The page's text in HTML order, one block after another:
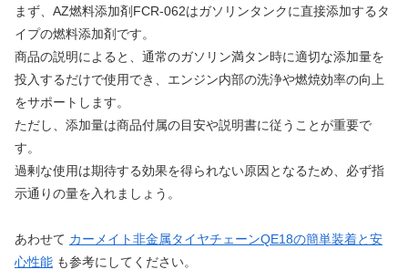
まず、AZ燃料添加剤FCR-062はガソリンタンクに直接添加するタ
イプの燃料添加剤です。
商品の説明によると、通常のガソリン満タン時に適切な添加量を
投入するだけで使用でき、エンジン内部の洗浄や燃焼効率の向上
をサポートします。
ただし、添加量は商品付属の目安や説明書に従うことが重要で
す。
過剰な使用は期待する効果を得られない原因となるため、必ず指
示通りの量を入れましょう。
あわせて カーメイト非金属タイヤチェーンQE18の簡単装着と安
心性能 も参考にしてください。